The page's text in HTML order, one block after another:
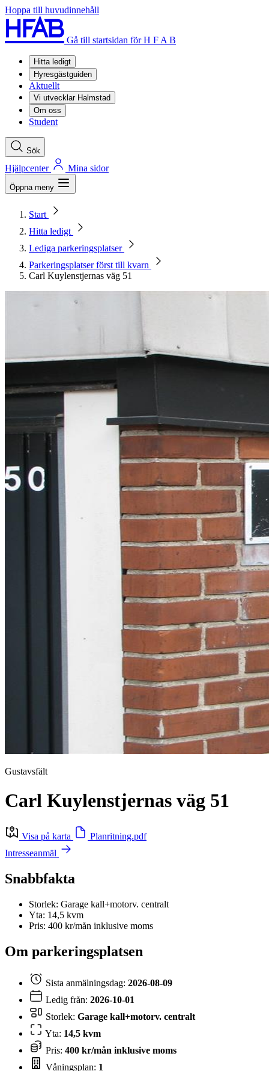
Hoppa till huvudinnehåll
Gå till startsidan för H F A B
Hitta ledigt
Hyresgästguiden
Aktuellt
Vi utvecklar Halmstad
Om oss
Student
Sök
Hjälpcenter Mina sidor
Öppna meny
Start
Hitta ledigt
Lediga parkeringsplatser
Parkeringsplatser först till kvarn
Carl Kuylenstjernas väg 51
Gustavsfält
Carl Kuylenstjernas väg 51
Visa på karta
Planritning.pdf
Intresseanmäl
Snabbfakta
Storlek: Garage kall+motorv. centralt
Yta: 14,5 kvm
Pris: 400 kr/mån inklusive moms
Om parkeringsplatsen
Sista anmälningsdag: 2026-08-09
Ledig från: 2026-10-01
Storlek: Garage kall+motorv. centralt
Yta: 14,5 kvm
Pris: 400 kr/mån inklusive moms
Våningsplan: 1